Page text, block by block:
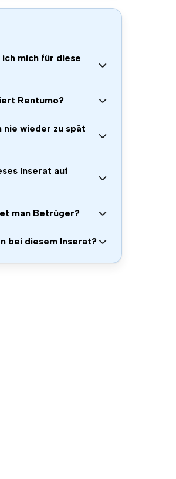
mich für diese
Rentumo?
nie wieder zu spät
Inserat auf
man Betrüger?
bei diesem Inserat?